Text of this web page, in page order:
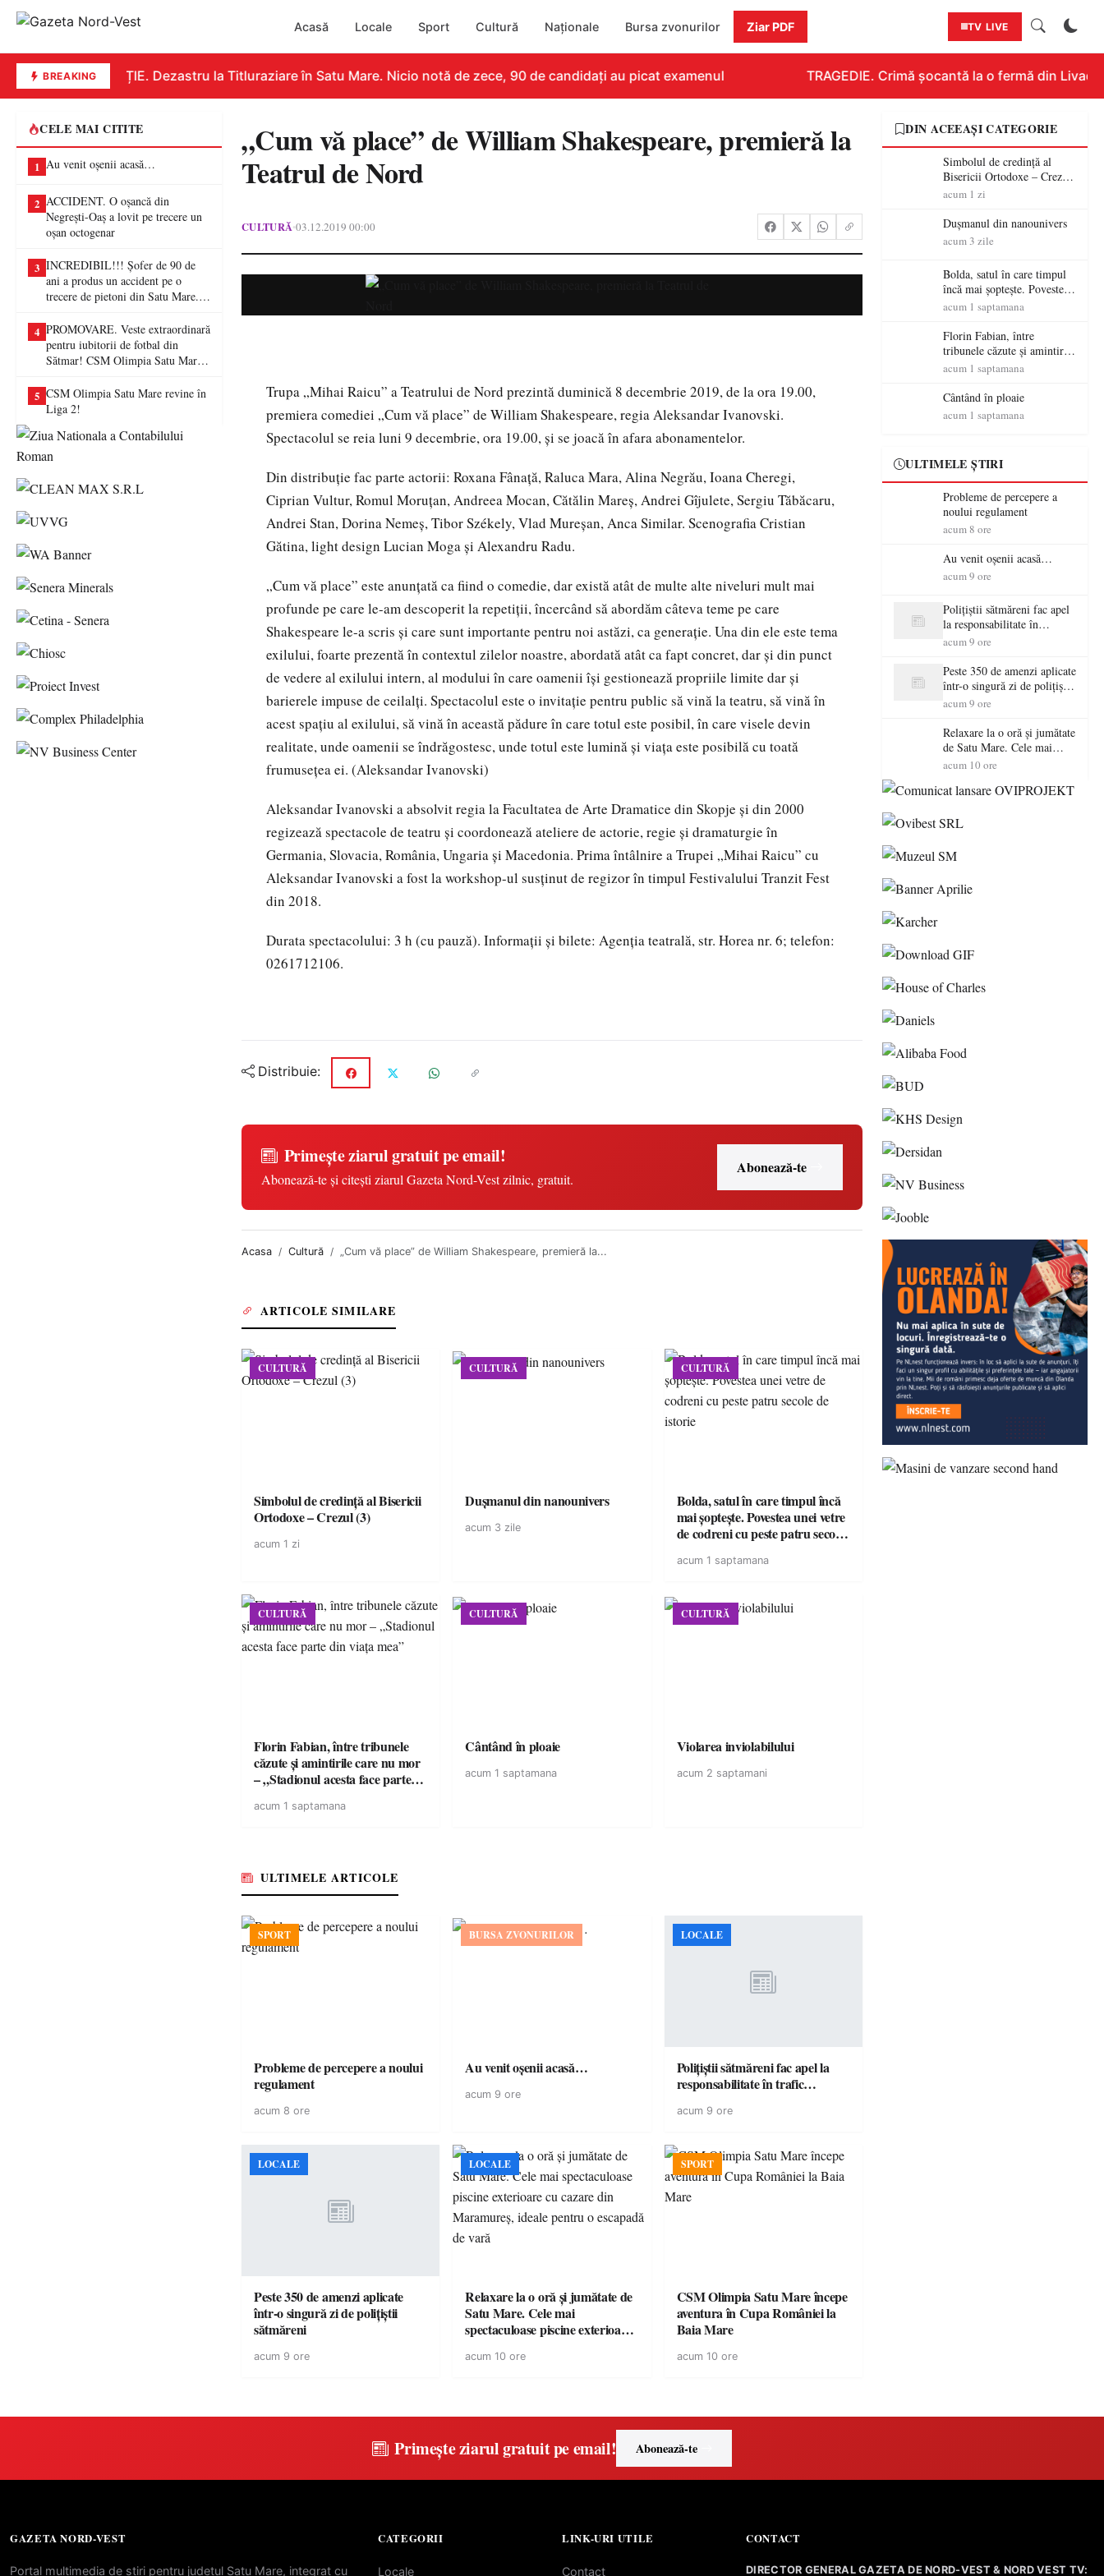
Acasă Locale Sport Cultură Naționale Bursa zvonurilor Ziar PDF TV LIVE
BREAKING
EDUCAȚIE. Dezastru la Titluraziare în Satu Mare. Nicio notă de zece, 90 de candidați au picat examenul TRAGEDIE. Crimă șocantă la o fermă din
CELE MAI CITITE
1 Au venit oșenii acasă…
2 ACCIDENT. O oșancă din
Negrești-Oaș a lovit pe trecere un
oșan octogenar
3 INCREDIBIL!!! Șofer de 90 de
ani a produs un accident pe o
trecere de pietoni din Satu Mare. O
4 PROMOVARE. Veste extraordinară
pentru iubitorii de fotbal din
Sătmar! CSM Olimpia Satu Mare
5 CSM Olimpia Satu Mare revine în
Liga 2!
„Cum vă place” de William Shakespeare, premieră la
Teatrul de Nord
CULTURĂ•03.12.2019 00:00
Trupa „Mihai Raicu” a Teatrului de Nord prezintă duminică 8 decembrie 2019, de la ora 19.00,
premiera comediei „Cum vă place” de William Shakespeare, regia Aleksandar Ivanovski.
Spectacolul se reia luni 9 decembrie, ora 19.00, și se joacă în afara abonamentelor.
Din distribuție fac parte actorii: Roxana Fânață, Raluca Mara, Alina Negrău, Ioana Cheregi,
Ciprian Vultur, Romul Moruțan, Andreea Mocan, Cătălin Mareș, Andrei Gîjulete, Sergiu Tăbăcaru,
Andrei Stan, Dorina Nemeș, Tibor Székely, Vlad Mureșan, Anca Similar. Scenografia Cristian
Gătina, light design Lucian Moga și Alexandru Radu.
„Cum vă place” este anunțată ca fiind o comedie, dar există atât de multe alte niveluri mult mai
profunde pe care le-am descoperit la repetiții, încercând să abordăm câteva teme pe care
Shakespeare le-a scris și care sunt importante pentru noi astăzi, ca generație. Una din ele este tema
exilului, foarte prezentă în contextul zilelor noastre, abordată atât ca fapt concret, dar și din punct
de vedere al exilului intern, al modului în care oamenii își gestionează propriile limite dar și
barierele impuse de ceilalți. Spectacolul este o invitație pentru public să vină la teatru, să vină în
acest spațiu al exilului, să vină în această pădure în care totul este posibil, în care visele devin
realitate, unde oamenii se îndrăgostesc, unde totul este lumină și viața este posibilă cu toată
frumusețea ei. (Aleksandar Ivanovski)
Aleksandar Ivanovski a absolvit regia la Facultatea de Arte Dramatice din Skopje și din 2000
regizează spectacole de teatru și coordonează ateliere de actorie, regie și dramaturgie în
Germania, Slovacia, România, Ungaria și Macedonia. Prima întâlnire a Trupei „Mihai Raicu” cu
Aleksandar Ivanovski a fost la workshop-ul susținut de regizor în timpul Festivalului Tranzit Fest
din 2018.
Durata spectacolului: 3 h (cu pauză). Informații și bilete: Agenția teatrală, str. Horea nr. 6; telefon:
0261712106.
Distribuie:
Primește ziarul gratuit pe email!
Abonează-te și citești ziarul Gazeta Nord-Vest zilnic, gratuit.
Abonează-te
Acasa Cultură „Cum vă place” de William Shakespeare, premieră la...
ARTICOLE SIMILARE
CULTURĂ
Simbolul de credinţă al Bisericii
Ortodoxe – Crezul (3)
acum 1 zi
CULTURĂ
Dușmanul din nanounivers
acum 3 zile
CULTURĂ
Bolda, satul în care timpul încă
mai șoptește. Povestea unei vetre
de codreni cu peste patru secole
acum 1 saptamana
CULTURĂ
Florin Fabian, între tribunele
căzute și amintirile care nu mor
– „Stadionul acesta face parte
acum 1 saptamana
CULTURĂ
Cântând în ploaie
acum 1 saptamana
CULTURĂ
Violarea inviolabilului
acum 2 saptamani
ULTIMELE ARTICOLE
SPORT
Probleme de percepere a noului
regulament
acum 8 ore
BURSA ZVONURILOR
Au venit oșenii acasă…
acum 9 ore
LOCALE
Polițiștii sătmăreni fac apel la
responsabilitate în trafic…
acum 9 ore
LOCALE
Peste 350 de amenzi aplicate
într-o singură zi de polițiștii
sătmăreni
acum 9 ore
LOCALE
Relaxare la o oră și jumătate de
Satu Mare. Cele mai
spectaculoase piscine exterioare
pentru o escapadă de vară
acum 10 ore
SPORT
CSM Olimpia Satu Mare începe
aventura în Cupa României la
Baia Mare
acum 10 ore
DIN ACEEAȘI CATEGORIE
Simbolul de credinţă al
Bisericii Ortodoxe – Crezul
(3)
acum 1 zi
Dușmanul din nanounivers
acum 3 zile
Bolda, satul în care timpul
încă mai șoptește. Povestea
unei vetre de codreni cu
peste patru secole de istorie
acum 1 saptamana
Florin Fabian, între
tribunele căzute și amintirile
care nu mor – „Stadionul
acesta face parte din viața
mea”
acum 1 saptamana
Cântând în ploaie
acum 1 saptamana
ULTIMELE ȘTIRI
Probleme de percepere a
noului regulament
acum 8 ore
Au venit oșenii acasă…
acum 9 ore
Polițiștii sătmăreni fac apel
la responsabilitate în
trafic…
acum 9 ore
Peste 350 de amenzi aplicate
într-o singură zi de polițiștii
sătmăreni
acum 9 ore
Relaxare la o oră și jumătate
de Satu Mare. Cele mai
spectaculoase piscine
Maramureș, ideale pentru o
acum 10 ore
Primește ziarul gratuit pe email! Abonează-te
GAZETA NORD-VEST
Portal multimedia de stiri pentru judetul Satu Mare, integrat cu
CATEGORII
Locale
LINK-URI UTILE
Contact
CONTACT
DIRECTOR GENERAL GAZETA DE NORD-VEST & NORD VEST TV: